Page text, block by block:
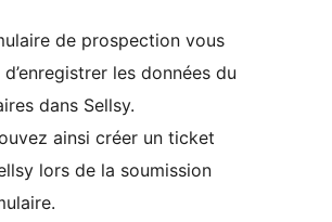
de prospection vous
les données du
dans Sellsy.
ainsi créer un ticket
lors de la soumission